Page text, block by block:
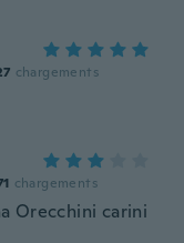
chargements
chargements
Orecchini carini